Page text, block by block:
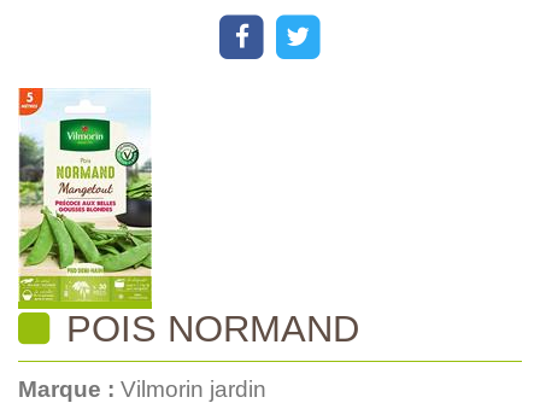
POIS NORMAND
Marque : Vilmorin jardin